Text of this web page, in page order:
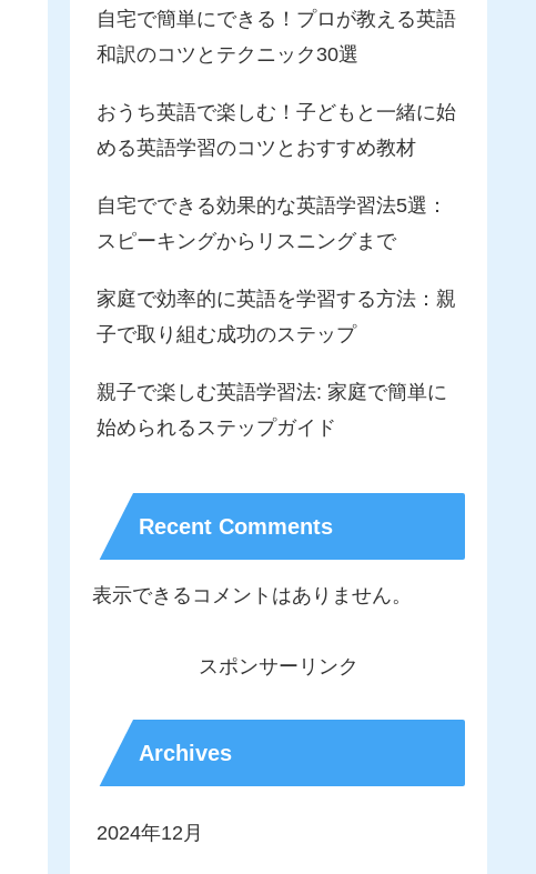
自宅で簡単にできる！プロが教える英語
和訳のコツとテクニック30選
おうち英語で楽しむ！子どもと一緒に始
める英語学習のコツとおすすめ教材
自宅でできる効果的な英語学習法5選：
スピーキングからリスニングまで
家庭で効率的に英語を学習する方法：親
子で取り組む成功のステップ
親子で楽しむ英語学習法: 家庭で簡単に
始められるステップガイド
Recent Comments
表示できるコメントはありません。
スポンサーリンク
Archives
2024年12月